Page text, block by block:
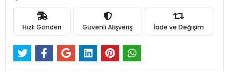
Hızlı Gönderi Güvenli Alışveriş İade ve Değişim